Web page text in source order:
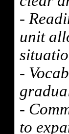
-
unit
-
-
to